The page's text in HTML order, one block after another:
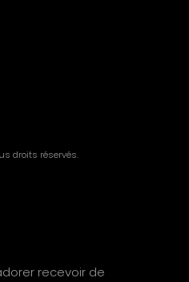
droits réservés.
recevoir de